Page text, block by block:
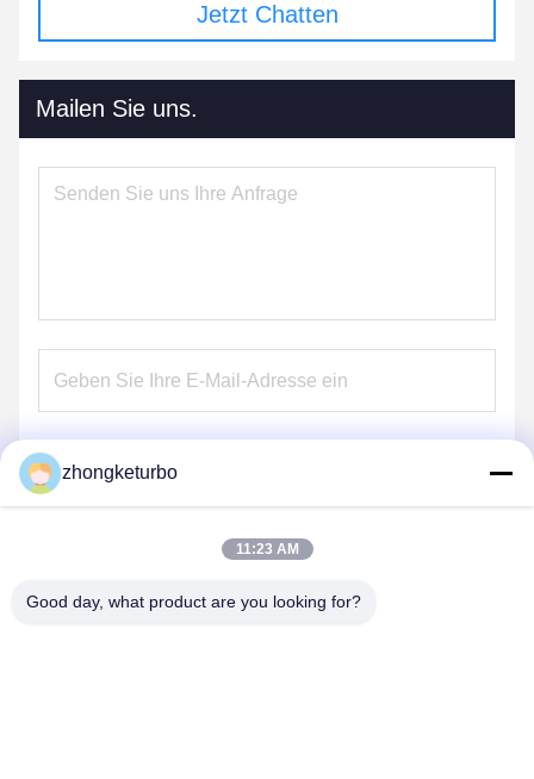
Jetzt Chatten
Mailen Sie uns.
zhongketurbo
11:23 AM
Good day, what product are you looking for?